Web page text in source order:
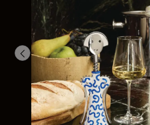
Tilo & Partners
@tiloandpartners
Cattelan
Italia
@cattelan.uy
Franke
@franke.uy
Duravit
@tilobath
Fima Carlo
Frattini
Adriani e
Rossi